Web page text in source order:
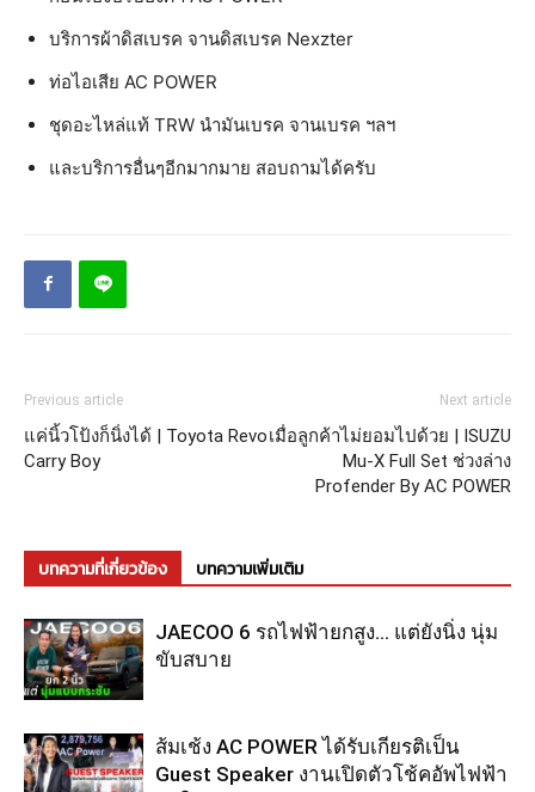
บริการผ้าดิสเบรค จานดิสเบรค Nexzter
ท่อไอเสีย AC POWER
ชุดอะไหล่แท้ TRW นำมันเบรค จานเบรค ฯลฯ
และบริการอื่นๆอีกมากมาย สอบถามได้ครับ
Previous article
แค่นิ้วโป้งก็นิ่งได้ | Toyota Revo
Carry Boy
Next article
เมื่อลูกค้าไม่ยอมไปด้วย | ISUZU
Mu-X Full Set ช่วงล่าง
Profender By AC POWER
บทความที่เกี่ยวข้อง บทความเพิ่มเติม
JAECOO 6 รถไฟฟ้ายกสูง… แต่ยังนิ่ง นุ่ม
ขับสบาย
ส้มเช้ง AC POWER ได้รับเกียรติเป็น
Guest Speaker งานเปิดตัวโช้คอัพไฟฟ้า